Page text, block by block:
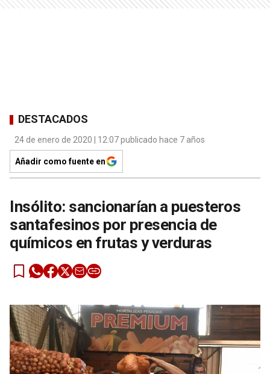
DESTACADOS
24 de enero de 2020 | 12:07 publicado hace 7 años
Añadir como fuente en
Insólito: sancionarían a puesteros
santafesinos por presencia de
químicos en frutas y verduras